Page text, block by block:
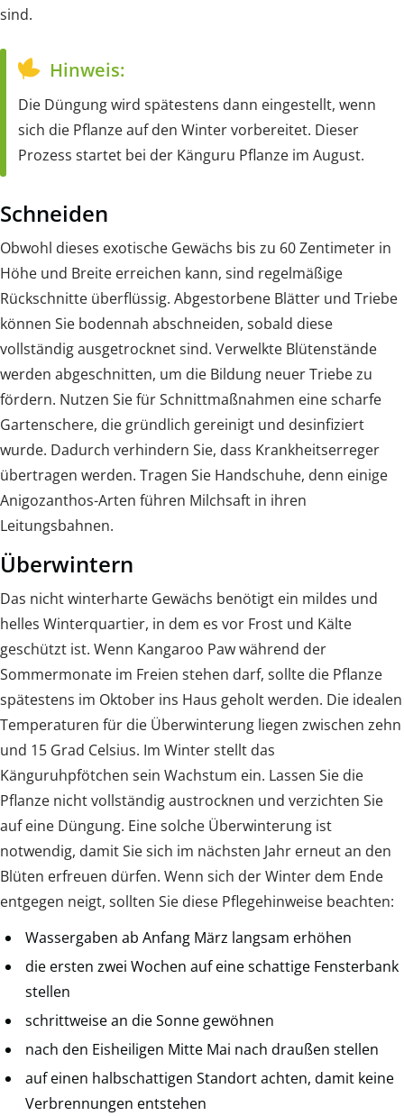
sind.
Hinweis:
Die Düngung wird spätestens dann eingestellt, wenn
sich die Pflanze auf den Winter vorbereitet. Dieser
Prozess startet bei der Känguru Pflanze im August.
Schneiden
Obwohl dieses exotische Gewächs bis zu 60 Zentimeter in
Höhe und Breite erreichen kann, sind regelmäßige
Rückschnitte überflüssig. Abgestorbene Blätter und Triebe
können Sie bodennah abschneiden, sobald diese
vollständig ausgetrocknet sind. Verwelkte Blütenstände
werden abgeschnitten, um die Bildung neuer Triebe zu
fördern. Nutzen Sie für Schnittmaßnahmen eine scharfe
Gartenschere, die gründlich gereinigt und desinfiziert
wurde. Dadurch verhindern Sie, dass Krankheitserreger
übertragen werden. Tragen Sie Handschuhe, denn einige
Anigozanthos-Arten führen Milchsaft in ihren
Leitungsbahnen.
Überwintern
Das nicht winterharte Gewächs benötigt ein mildes und
helles Winterquartier, in dem es vor Frost und Kälte
geschützt ist. Wenn Kangaroo Paw während der
Sommermonate im Freien stehen darf, sollte die Pflanze
spätestens im Oktober ins Haus geholt werden. Die idealen
Temperaturen für die Überwinterung liegen zwischen zehn
und 15 Grad Celsius. Im Winter stellt das
Känguruhpfötchen sein Wachstum ein. Lassen Sie die
Pflanze nicht vollständig austrocknen und verzichten Sie
auf eine Düngung. Eine solche Überwinterung ist
notwendig, damit Sie sich im nächsten Jahr erneut an den
Blüten erfreuen dürfen. Wenn sich der Winter dem Ende
entgegen neigt, sollten Sie diese Pflegehinweise beachten:
Wassergaben ab Anfang März langsam erhöhen
die ersten zwei Wochen auf eine schattige Fensterbank
stellen
schrittweise an die Sonne gewöhnen
nach den Eisheiligen Mitte Mai nach draußen stellen
auf einen halbschattigen Standort achten, damit keine
Verbrennungen entstehen